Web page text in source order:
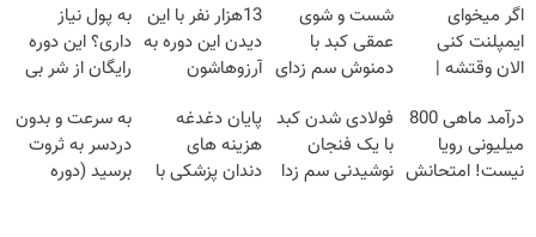
اگر میخوای
ایمپلنت کنی
الان وقتشه |
میلیون تومان!!!
شست و شوی
عمقی کبد با
دمنوش سم زدای
13هزار نفر با این
دیدن این دوره به
آرزوهاشون
رایگان
به پول نیاز
داری؟ این دوره
رایگان از شر بی
میکنه
درآمد ماهی 800
میلیونی رویا
نیست! امتحانش
فولادی شدن کبد
با یک فنجان
نوشیدنی سم زدا
پایان دغدغه
هزینه های
دندان پزشکی با
به سرعت و بدون
دردسر به ثروت
برسید (دوره